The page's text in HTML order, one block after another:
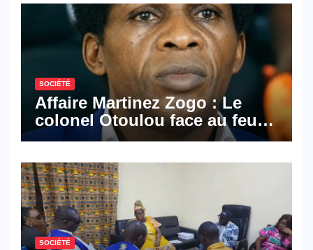
SOCIÉTÉ
Affaire Martinez Zogo : Le
colonel Otoulou face au feu
croisé des avocats de la
SOCIÉTÉ